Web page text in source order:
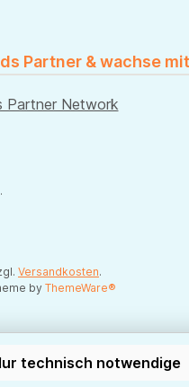
Partner & wachse
Partner Network
Versandkosten.
by ThemeWare®
technisch notwendige